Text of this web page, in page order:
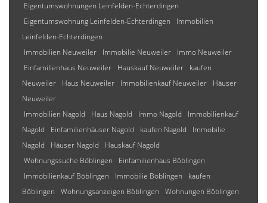
Eigentumswohnungen Leinfelden-Echterdingen
Eigentumswohnung Leinfelden-Echterdingen
Immobilien
Leinfelden-Echterdingen
Immobilien Neuweiler
Immobilie Neuweiler
Immo Neuweiler
Einfamilienhaus Neuweiler
Hauskauf Neuweiler
kaufen
Neuweiler
Haus Neuweiler Immobilienkauf Neuweiler
Häuser
Neuweiler
Immobilien Nagold
Haus Nagold Immo Nagold
Immobilienkauf
Nagold
Einfamilienhäuser Nagold kaufen Nagold
Immobilie
Nagold
Häuser Nagold
Hauskauf Nagold
Wohnungssuche Böblingen
Einfamilienhaus Böblingen
Immobilienkauf Böblingen
Immobilie Böblingen
kaufen
Böblingen
Wohnungsanzeigen Böblingen
Wohnungen Böblingen